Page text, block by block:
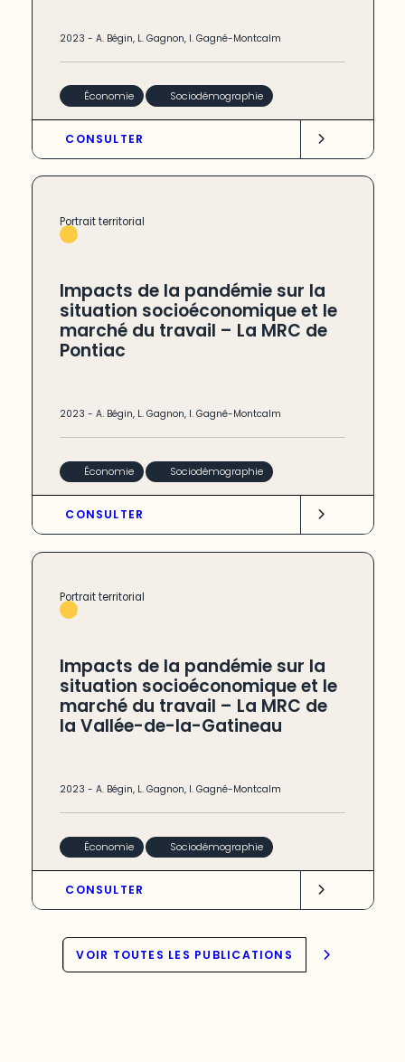
2023-A. Bégin, L. Gagnon, I. Gagné-Montcalm
Économie Sociodémographie
CONSULTER
Portrait territorial
Impacts de la pandémie sur la
situation socioéconomique et le
marché du travail – La MRC de
Pontiac
2023-A. Bégin, L. Gagnon, I. Gagné-Montcalm
Économie Sociodémographie
CONSULTER
Portrait territorial
Impacts de la pandémie sur la
situation socioéconomique et le
marché du travail – La MRC de
la Vallée-de-la-Gatineau
2023-A. Bégin, L. Gagnon, I. Gagné-Montcalm
Économie Sociodémographie
CONSULTER
VOIR TOUTES LES PUBLICATIONS